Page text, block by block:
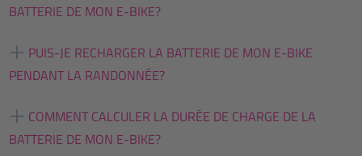
BATTERIE DE MON E-BIKE?
PUIS-JE RECHARGER LA BATTERIE DE MON E-BIKE
PENDANT LA RANDONNÉE?
COMMENT CALCULER LA DURÉE DE CHARGE DE LA
BATTERIE DE MON E-BIKE?